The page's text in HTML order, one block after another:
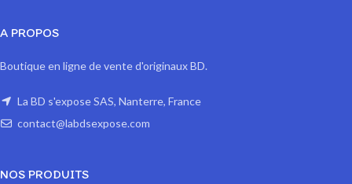
A PROPOS
Boutique en ligne de vente d'originaux BD.
La BD s'expose SAS, Nanterre, France
contact@labdsexpose.com
NOS PRODUITS